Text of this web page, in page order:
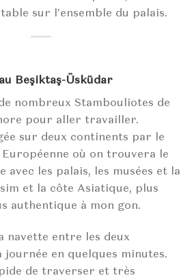
sur l’ensemble du palais.
Beşiktaş-Üsküdar
nombreux Stambouliotes de
pour aller travailler.
sur deux continents par le
où on trouvera le
les palais, les musées et la
et la côte Asiatique, plus
authentique à mon gon.
navette entre les deux
en quelques minutes.
de traverser et très